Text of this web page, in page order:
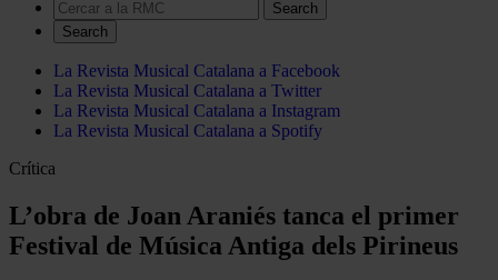
Search
La Revista Musical Catalana a Facebook
La Revista Musical Catalana a Twitter
La Revista Musical Catalana a Instagram
La Revista Musical Catalana a Spotify
Crítica
L’obra de Joan Araniés tanca el primer
Festival de Música Antiga dels Pirineus